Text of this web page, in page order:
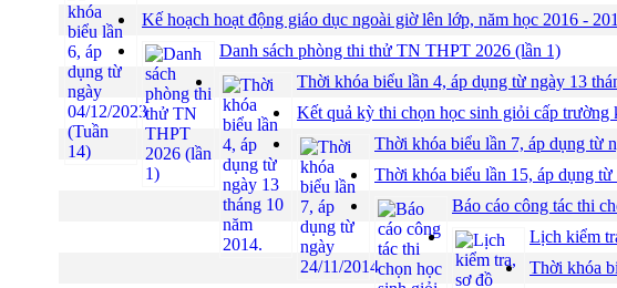
Kế hoạch hoạt động giáo dục ngoài giờ lên lớp, năm học 2016 -
Danh sách phòng thi thử TN THPT 2026 (lần 1)
Thời khóa biểu lần 4, áp dụng từ ngày 13
Kết quả kỳ thi chọn học sinh giỏi cấp trường
Thời khóa biểu lần 7, áp dụng từ
Thời khóa biểu lần 15, áp dụng
Báo cáo công tác thi
Lịch kiểm
Thời khóa